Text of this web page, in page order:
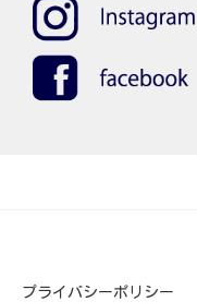
プライバシーポリシー